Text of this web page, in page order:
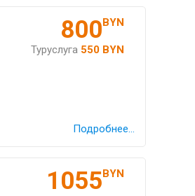
800BYN
Туруслуга 550 BYN
Подробнее...
1055BYN